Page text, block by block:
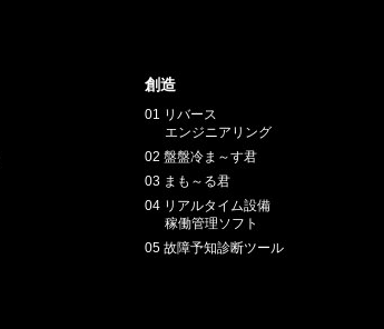
創造
01 リバース
エンジニアリング
02 盤盤冷ま～す君
03 まも～る君
04 リアルタイム設備
稼働管理ソフト
05 故障予知診断ツール